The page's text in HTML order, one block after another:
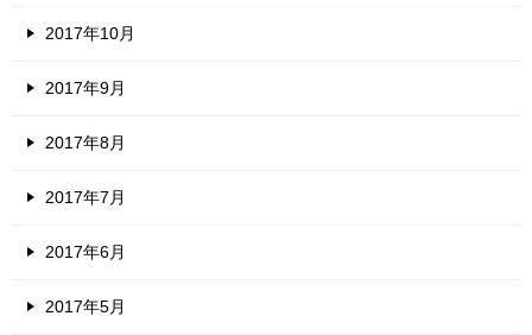
2017年10月
2017年9月
2017年8月
2017年7月
2017年6月
2017年5月